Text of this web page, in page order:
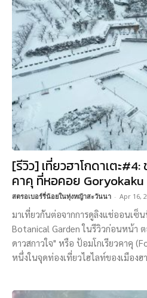
[รีวิว] เที่ยวฮาโกดาเตะ#4:
คาคุ ที่หอคอย Goryokaku
สตรอเบอร์รี่น้อยในทุ่งหญ้าสะวันนา - Apr 16,
มาเที่ยวกันต่อจากการดูลิงแช่ออนเซ็
Botanical Garden ในรีวิวก่อนหน้า
ดาวสกาวใจ" หรือ ป้อมโกเรียวคาคุ
หนึ่งในจุดท่องเที่ยวไฮไลท์ของเมืองฮ